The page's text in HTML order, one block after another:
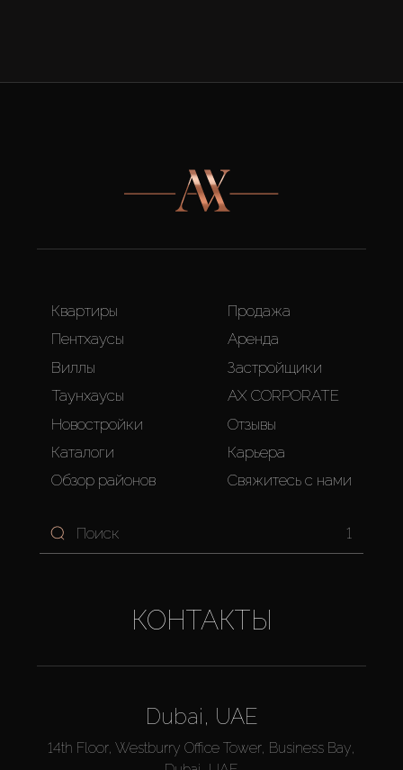
Квартиры
Пентхаусы
Виллы
Таунхаусы
Новостройки
Каталоги
Обзор районов
Продажа
Аренда
Застройщики
AX CORPORATE
Отзывы
Карьера
Свяжитесь с нами
1
КОНТАКТЫ
Dubai, UAE
14th Floor, Westburry Office Tower, Business Bay,